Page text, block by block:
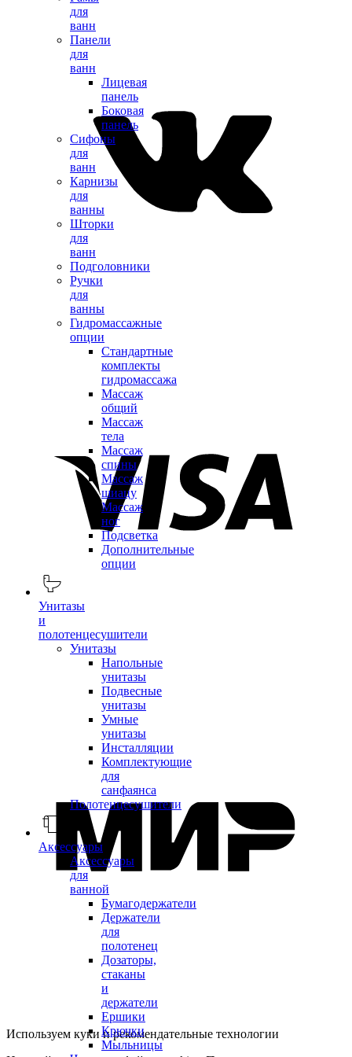
для
ванн
Панели
для
ванн
Лицевая
панель
Боковая
панель
Сифоны
для
ванн
Карнизы
для
ванны
Шторки
для
ванн
Подголовники
Ручки
для
ванны
Гидромассажные
опции
Стандартные
комплекты
гидромассажа
Массаж
общий
Массаж
тела
Массаж
спины
Массаж
шиацу
Массаж
ног
Подсветка
Дополнительные
опции
Унитазы
и
полотенцесушители
Унитазы
Напольные
унитазы
Подвесные
унитазы
Умные
унитазы
Инсталляции
Комплектующие
для
санфаянса
Полотенцесушители
Аксессуары
Аксессуары
для
ванной
Бумагодержатели
Держатели
для
полотенец
Дозаторы,
стаканы
и
держатели
Ершики
Крючки
Мыльницы
Используем куки и рекомендательные технологии